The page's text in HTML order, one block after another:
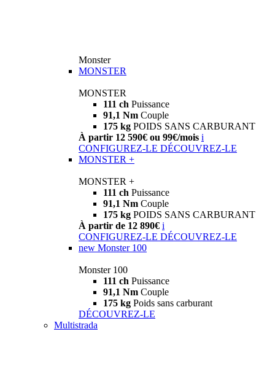
Monster
MONSTER
MONSTER
111 ch Puissance
91,1 Nm Couple
175 kg POIDS SANS CARBURANT
À partir 12 590€ ou 99€/mois i
CONFIGUREZ-LE DÉCOUVREZ-LE
MONSTER +
MONSTER +
111 ch Puissance
91,1 Nm Couple
175 kg POIDS SANS CARBURANT
À partir de 12 890€ i
CONFIGUREZ-LE DÉCOUVREZ-LE
new Monster 100
Monster 100
111 ch Puissance
91,1 Nm Couple
175 kg Poids sans carburant
DÉCOUVREZ-LE
Multistrada